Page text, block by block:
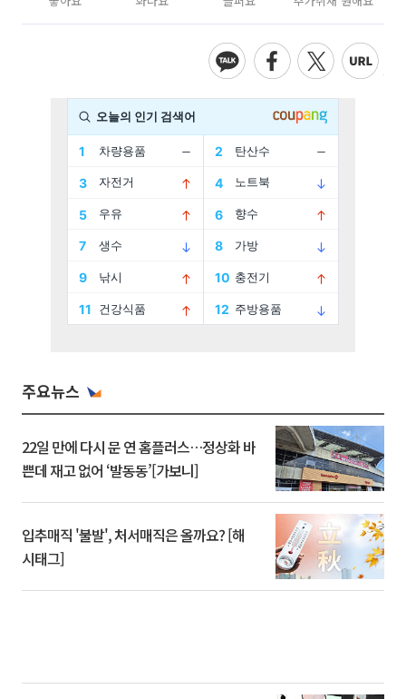
주요뉴스
22일 만에 다시 문 연 홈플러스…정상화 바
쁜데 재고 없어 ‘발동동’[가보니]
입추매직 '불발', 처서매직은 올까요? [해
시태그]